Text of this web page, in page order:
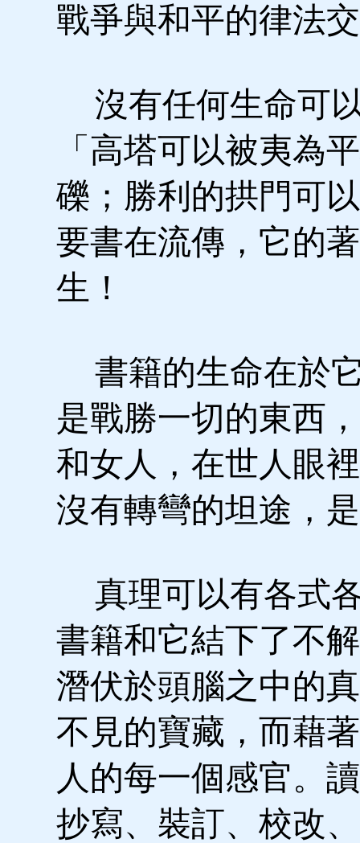
戰爭與和平的律法
沒有任何生命可
「高塔可以被夷為
礫；勝利的拱門可
要書在流傳，它的
生！
書籍的生命在於
是戰勝一切的東西
和女人，在世人眼
沒有轉彎的坦途，
真理可以有各式
書籍和它結下了不
潛伏於頭腦之中的
不見的寶藏，而藉
人的每一個感官。
抄寫、裝訂、校改